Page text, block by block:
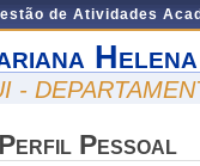
de Atividades
-
Perfil Pessoal